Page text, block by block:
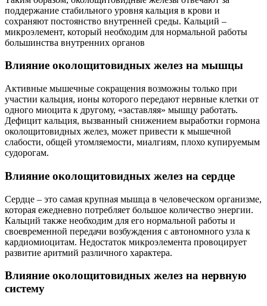
поддержание стабильного уровня кальция в крови и
сохраняют постоянство внутренней среды. Кальций –
микроэлемент, который необходим для нормальной работы
большинства внутренних органов
Влияние околощитовидных желез на мышцы
Активные мышечные сокращения возможны только при
участии кальция, ионы которого передают нервные клетки от
одного миоцита к другому, «заставляя» мышцу работать.
Дефицит кальция, вызванный снижением выработки гормона
околощитовидных желез, может привести к мышечной
слабости, общей утомляемости, миалгиям, плохо купируемым
судорогам.
Влияние околощитовидных желез на сердце
Сердце – это самая крупная мышца в человеческом организме,
которая ежедневно потребляет большое количество энергии.
Кальций также необходим для его нормальной работы и
своевременной передачи возбуждения с автономного узла к
кардиомиоцитам. Недостаток микроэлемента провоцирует
развитие аритмий различного характера.
Влияние околощитовидных желез на нервную
систему